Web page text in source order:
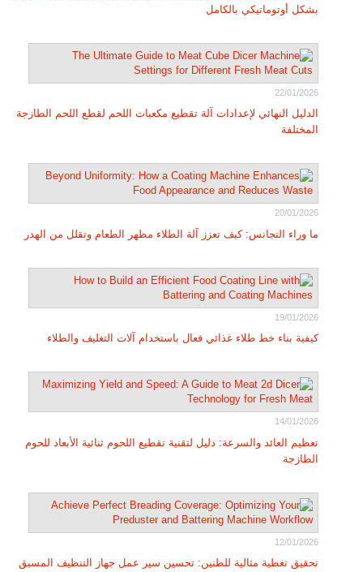
بشكل أوتوماتيكي بالكامل
22/01/2026
الدليل النهائي لإعدادات آلة تقطيع مكعبات اللحم لقطع اللحم الطازجة
المختلفة
20/01/2026
ما وراء التجانس: كيف تعزز آلة الطلاء مظهر الطعام وتقلل من الهدر
19/01/2026
كيفية بناء خط طلاء غذائي فعال باستخدام آلات التغليف والطلاء
14/01/2026
تعظيم العائد والسرعة: دليل لتقنية تقطيع اللحوم ثنائية الأبعاد للحوم
الطازجة
12/01/2026
تحقيق تغطية مثالية للطنين: تحسين سير عمل جهاز التنظيف المسبق